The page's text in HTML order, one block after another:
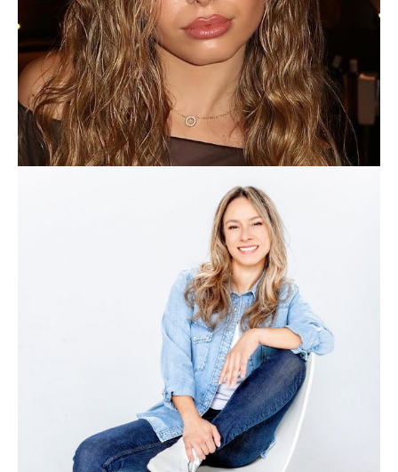
OONA GONFAUS
LIFESTYLE
TASTY_HUNTING
FOODIE